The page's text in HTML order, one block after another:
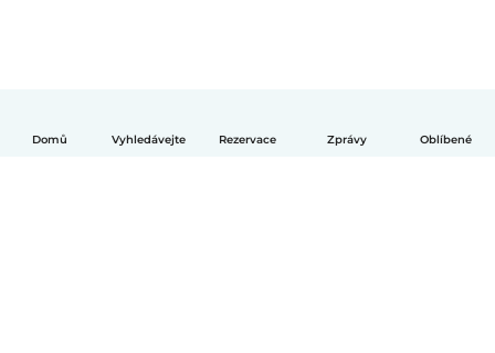
Domů Vyhledávejte Rezervace Zprávy Oblíbené